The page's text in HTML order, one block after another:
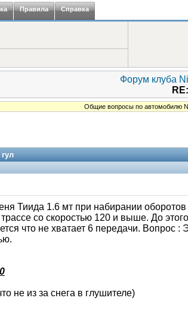
Правила Справка
Форум клуба
Общие вопросы по автомобилю
Тиида 1.6 мт при набирании
трассе со скоростью 120 и выше. До
что не хватает 6 передачи. Вопрос
не из за снега в глушителе)